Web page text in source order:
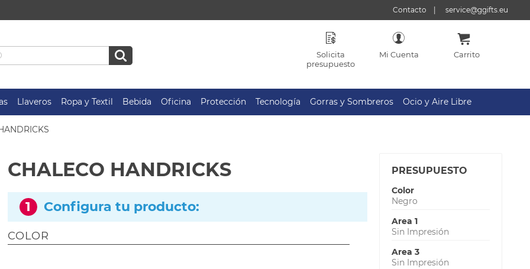
Contacto service@ggifts.eu
Solicita
presupuesto
Mi Cuenta Carrito
Llaveros Ropa y Textil Bebida Oficina Protección Tecnología Gorras y Sombreros Ocio y Aire Libre
CHALECO HANDRICKS
1 Configura tu producto:
COLOR
PRESUPUESTO
Color
Negro
Area 1
Sin Impresión
Area 3
Sin Impresión